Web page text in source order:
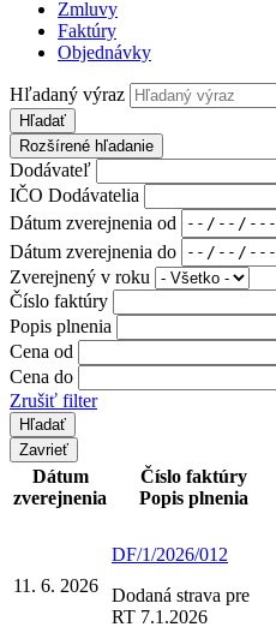
Zmluvy
Faktúry
Objednávky
Hľadaný výraz
Hľadať
Rozšírené hľadanie
Dodávateľ
IČO Dodávatelia
Dátum zverejnenia od
Dátum zverejnenia do
Zverejnený v roku
Číslo faktúry
Popis plnenia
Cena od
Cena do
Zrušiť filter
Zavrieť
Dátum
zverejnenia
Číslo faktúry
Popis plnenia
11. 6. 2026
DF/1/2026/012
Dodaná strava pre
RT 7.1.2026